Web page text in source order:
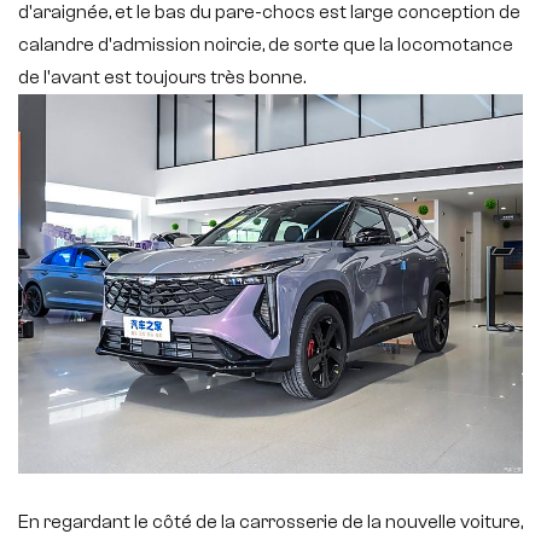
d'araignée, et le bas du pare-chocs est large conception de
calandre d'admission noircie, de sorte que la locomotance
de l'avant est toujours très bonne.
En regardant le côté de la carrosserie de la nouvelle voiture,